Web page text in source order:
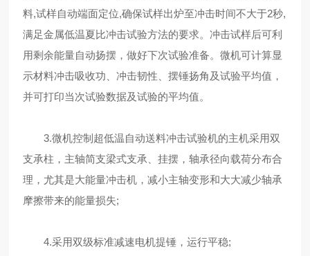
料,试样自动端面定位,确保试样出炉至冲击时间不大于2秒,
满足金属低温夏比冲击试验方法的要求。冲击试样后可利
用剩余能量自动扬摆，做好下次试验准备。微机可计算显
示材料冲击吸收功、冲击韧性、摆锤扬角及试验平均值，
并可打印当次试验数据及试验的平均值。
3.微机控制超低温自动送料冲击试验机的主机采用双
支承柱，主轴简支梁式支承、挂摆，轴承径向载荷分布合
理，尤其是大能量冲击机，减小主轴变形和大大减少轴承
摩擦带来的能量损失;
4.采用双级标准减速电机提锤，运行平稳;